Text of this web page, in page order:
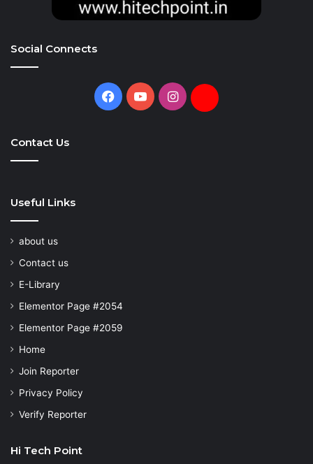
Social Connects
Facebook
YouTubeInstagramDaily
Contact Us
Useful Links
about us
Contact us
E-Library
Elementor Page #2054
Elementor Page #2059
Home
Join Reporter
Privacy Policy
Verify Reporter
Hi Tech Point